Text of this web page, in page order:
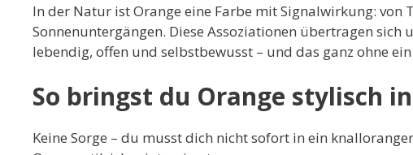
In der Natur ist Orange eine Farbe mit Signalwirkung: von
Sonnenuntergängen. Diese Assoziationen übertragen
lebendig, offen und selbstbewusst – und das ganz ohne
So bringst du Orange stylisch
Keine Sorge – du musst dich nicht sofort in ein